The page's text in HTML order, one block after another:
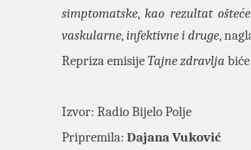
simptomatske,kao rezultat
vaskularne,infektivne i druge,
Repriza emisijeTajne zdravlja
Izvor: Radio Bijelo Polje
Pripremila: Dajana Vuković